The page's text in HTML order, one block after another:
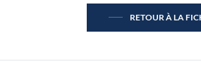
RETOUR À LA